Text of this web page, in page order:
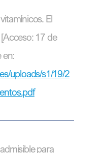
El
17 de
en:
uploads/s1/19/2
para